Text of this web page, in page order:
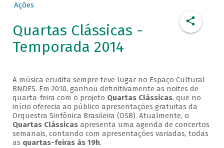
Ações
Quartas Clássicas -
Temporada 2014
A música erudita sempre teve lugar no Espaço Cultural
BNDES. Em 2010, ganhou definitivamente as noites de
quarta-feira com o projeto Quartas Clássicas, que no
início oferecia ao público apresentações gratuitas da
Orquestra Sinfônica Brasileira (OSB). Atualmente, o
Quartas Clássicasapresenta uma agenda de concertos
semanais, contando com apresentações variadas, todas
as quartas-feiras às 19h.